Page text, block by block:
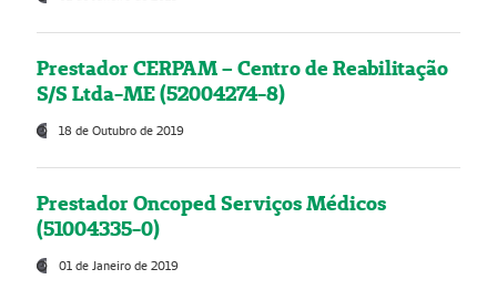
Prestador CERPAM – Centro de Reabilitação
S/S Ltda-ME (52004274-8)
18 de Outubro de 2019
Prestador Oncoped Serviços Médicos
(51004335-0)
01 de Janeiro de 2019